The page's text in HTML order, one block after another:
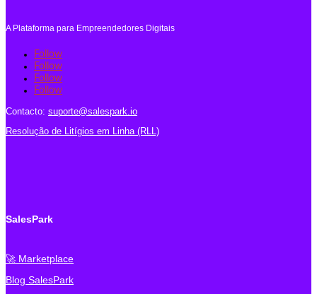
A Plataforma para Empreendedores Digitais
Follow
Follow
Follow
Follow
Contacto: suporte@salespark.io
Resolução de Litígios em Linha (RLL)
SalesPark
🚀 Marketplace
Blog SalesPark